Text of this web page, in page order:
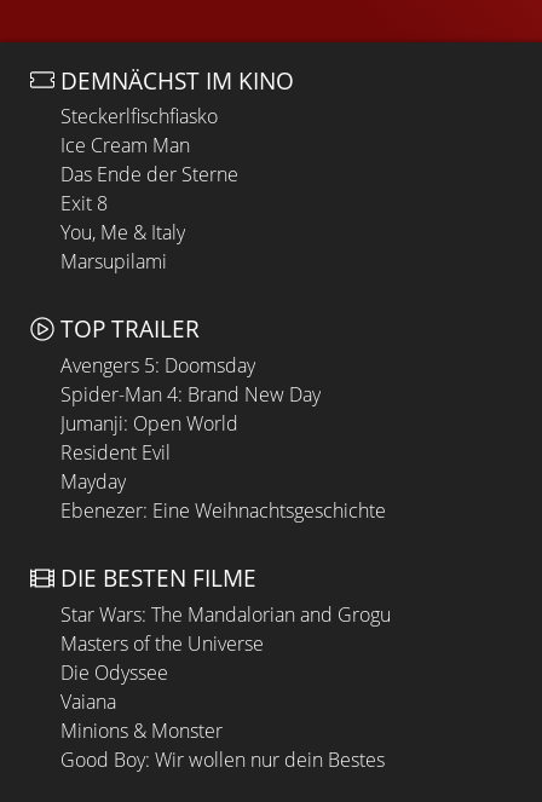
DEMNÄCHST IM KINO
Steckerlfischfiasko
Ice Cream Man
Das Ende der Sterne
Exit 8
You, Me & Italy
Marsupilami
TOP TRAILER
Avengers 5: Doomsday
Spider-Man 4: Brand New Day
Jumanji: Open World
Resident Evil
Mayday
Ebenezer: Eine Weihnachtsgeschichte
DIE BESTEN FILME
Star Wars: The Mandalorian and Grogu
Masters of the Universe
Die Odyssee
Vaiana
Minions & Monster
Good Boy: Wir wollen nur dein Bestes